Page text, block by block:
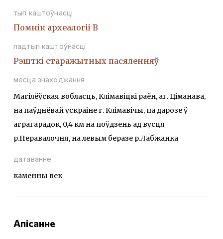
тып каштоўнасці
Помнiк археалогii В
падтып каштоўнасці
Рэшткi старажытных пасяленняў
месца знаходжання
Магілёўская вобласць, Клімавіцкі раён, аг. Ціманава,
на паўднёвай ускраіне г. Клімавічы, па дарозе ў
аграгарадок, 0,4 км на поўдзень ад вусця
р.Перавалочня, на левым беразе р.Лабжанка
датаванне
каменны век
Апісанне